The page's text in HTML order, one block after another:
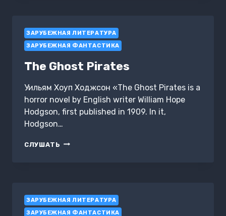
ЗАРУБЕЖНАЯ ЛИТЕРАТУРА
ЗАРУБЕЖНАЯ ФАНТАСТИКА
The Ghost Pirates
Уильям Хоуп Ходжсон «The Ghost Pirates is a
horror novel by English writer William Hope
Hodgson, first published in 1909. In it,
Hodgson…
СЛУШАТЬ THE
ЗАРУБЕЖНАЯ ЛИТЕРАТУРА
ЗАРУБЕЖНАЯ ФАНТАСТИКА